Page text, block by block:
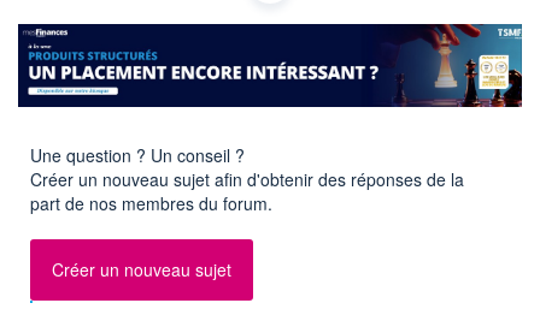
Cotation sur les autres places
SECTEUR
Équipements
OUVERTURE
0,0000 15,0000
+ HAUT
0,0000
VOLUME
Une question ? Un conseil ?
Créer un nouveau sujet afin d'obtenir des réponses de la
part de nos membres du forum.
Créer un nouveau sujet